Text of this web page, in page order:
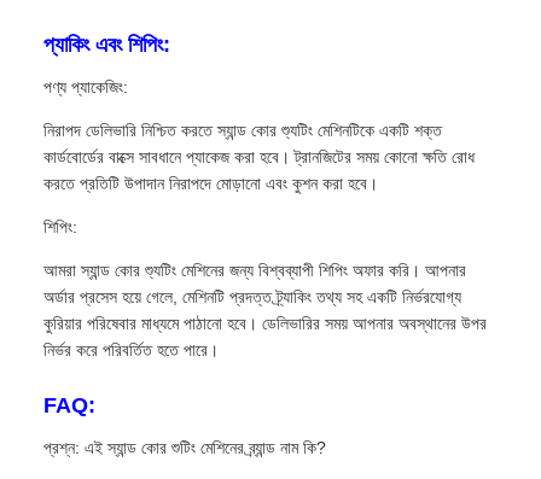
প্যাকিং এবং শিপিং:
পণ্য প্যাকেজিং:
নিরাপদ ডেলিভারি নিশ্চিত করতে স্যান্ড কোর শ্যুটিং মেশিনটিকে একটি শক্ত
কার্ডবোর্ডের বাক্সে সাবধানে প্যাকেজ করা হবে। ট্রানজিটের সময় কোনো ক্ষতি রোধ
করতে প্রতিটি উপাদান নিরাপদে মোড়ানো এবং কুশন করা হবে।
শিপিং:
আমরা স্যান্ড কোর শ্যুটিং মেশিনের জন্য বিশ্বব্যাপী শিপিং অফার করি। আপনার
অর্ডার প্রসেস হয়ে গেলে, মেশিনটি প্রদত্ত ট্র্যাকিং তথ্য সহ একটি নির্ভরযোগ্য
কুরিয়ার পরিষেবার মাধ্যমে পাঠানো হবে। ডেলিভারির সময় আপনার অবস্থানের উপর
নির্ভর করে পরিবর্তিত হতে পারে।
FAQ:
প্রশ্ন: এই স্যান্ড কোর শুটিং মেশিনের ব্র্যান্ড নাম কি?